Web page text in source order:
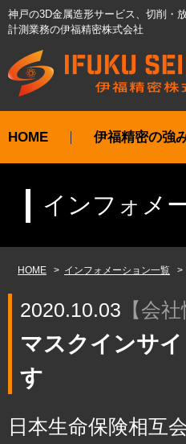
神戸の3D金属造形サービス、切削・
計測業務の伊福精密株式会社
HOME 伊福精密の強
インフォメ
HOME インフォメーション一覧
2020.10.03 【 会社
マスクインサ
す
日本生命保険相互